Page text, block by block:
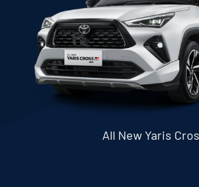
All New Yaris